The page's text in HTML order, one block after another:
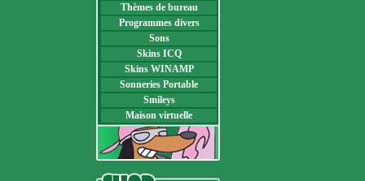
Thèmes de bureau
Programmes divers
Sons
Skins ICQ
Skins WINAMP
Sonneries Portable
Smileys
Maison virtuelle